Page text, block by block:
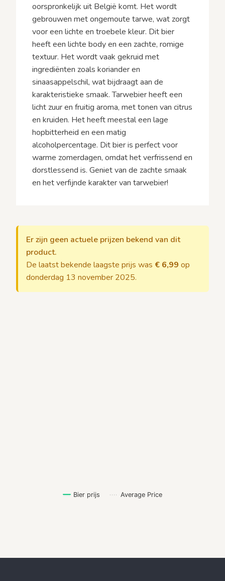
oorspronkelijk uit België komt. Het wordt
gebrouwen met ongemoute tarwe, wat zorgt
voor een lichte en troebele kleur. Dit bier
heeft een lichte body en een zachte, romige
textuur. Het wordt vaak gekruid met
ingrediënten zoals koriander en
sinaasappelschil, wat bijdraagt aan de
karakteristieke smaak. Tarwebier heeft een
licht zuur en fruitig aroma, met tonen van citrus
en kruiden. Het heeft meestal een lage
hopbitterheid en een matig
alcoholpercentage. Dit bier is perfect voor
warme zomerdagen, omdat het verfrissend en
dorstlessend is. Geniet van de zachte smaak
en het verfijnde karakter van tarwebier!
Er zijn geen actuele prijzen bekend van dit
product.
De laatst bekende laagste prijs was € 6,99 op
donderdag 13 november 2025.
Bier prijs Average Price